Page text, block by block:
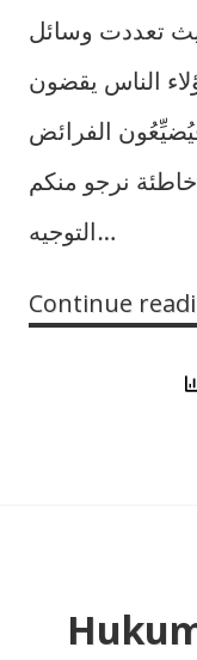
حيث تعددت وسائل
الناس يقضون
الفرائض
نرجو منكم
التوجيه…
Continue